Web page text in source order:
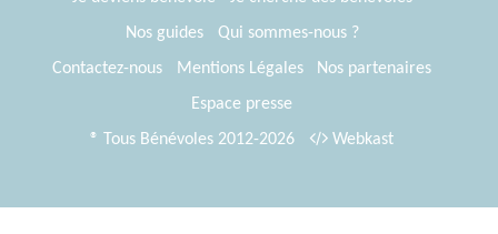
Nos guides
Qui sommes-nous ?
Contactez-nous
Mentions Légales
Nos partenaires
Espace presse
® Tous Bénévoles 2012-2026
Webkast